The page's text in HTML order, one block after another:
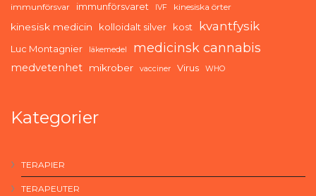
immunförsvar immunförsvaret IVF kinesiska örter
kinesisk medicin kolloidalt silver kost kvantfysik
Luc Montagnier läkemedel medicinsk cannabis
medvetenhet mikrober vacciner Virus WHO
Kategorier
TERAPIER
TERAPEUTER